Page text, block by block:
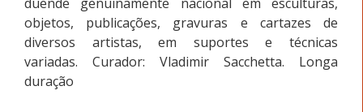
objetos, publicações, gravuras e cartazes de
diversos artistas, em suportes e técnicas
variadas. Curador: Vladimir Sacchetta. Longa
duração